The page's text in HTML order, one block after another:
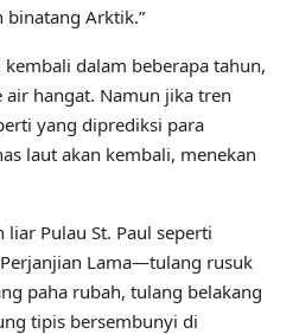
Arktik.”
dalam beberapa tahun,
hangat. Namun jika tren
yang diprediksi para
laut akan kembali, menekan
liar Pulau St. Paul seperti
Lama—tulang rusuk
paha rubah, tulang belakang
tipis bersembunyi di